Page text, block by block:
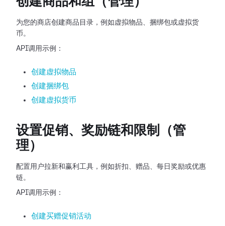
为您的商店创建商品目录，例如虚拟物品、捆绑包或虚拟货
币。
API调用示例：
创建虚拟物品
创建捆绑包
创建虚拟货币
设置促销、奖励链和限制（管
理）
配置用户拉新和赢利工具，例如折扣、赠品、每日奖励或优惠
链。
API调用示例：
创建买赠促销活动